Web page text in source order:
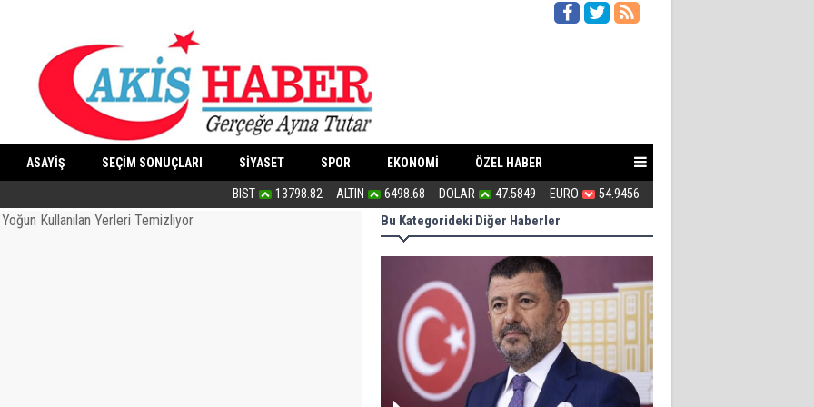
ASAYİŞ SEÇİM SONUÇLARI SİYASET SPOR EKONOMİ ÖZEL HABER
PKK silah bırakır mı?
BIST 13798.82 ALTIN 6498.68 DOLAR 47.5849 EURO 54.9456
Bu Kategorideki Diğer Haberler